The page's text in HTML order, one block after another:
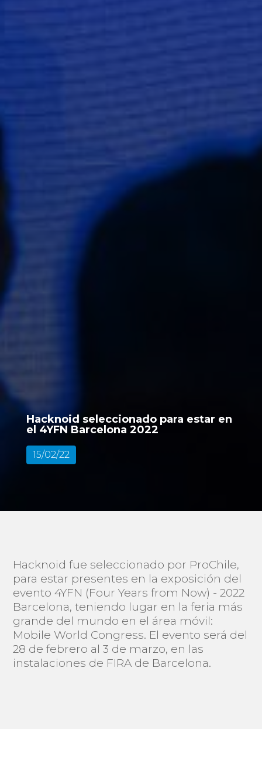
Hacknoid seleccionado para estar en
el 4YFN Barcelona 2022
15/02/22
Hacknoid fue seleccionado por ProChile,
para estar presentes en la exposición del
evento 4YFN (Four Years from Now) - 2022
Barcelona, teniendo lugar en la feria más
grande del mundo en el área móvil:
Mobile World Congress. El evento será del
28 de febrero al 3 de marzo, en las
instalaciones de FIRA de Barcelona.